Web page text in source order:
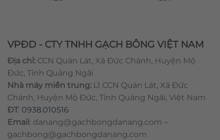
VPĐD - CTY TNHH GẠCH BÔNG VIỆT NAM
Địa chỉ: CCN Quán Lát, Xã Đức Chánh, Huyện Mộ
Đức, Tỉnh Quảng Ngãi
Nhà máy miền trung: L1 CCN Quán Lát, Xã Đức
Chánh, Huyện Mộ Đức, Tỉnh Quảng Ngãi, Việt Nam
ĐT: 0938.010516
Email : danang@gachbongdanang.com –
gachbong@gachbongdanang.com